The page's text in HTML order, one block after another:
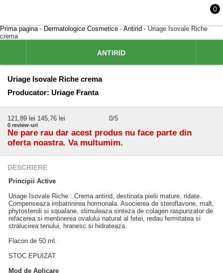
0
Prima pagina- Dermatologice Cosmetice - Antirid - Uriage Isovale Riche
crema
ANTIRID
Uriage Isovale Riche crema
Producator: Uriage Franta
121,89 lei 145,76 lei 0/5
0 review-uri
Ne pare rau dar acest produs nu face parte din
oferta noastra. Va multumim.
DESCRIERE
Principii Active
Uriage Isovale Riche : Crema antirid, destinata pielii mature, ridate.
Compenseaza imbatrinirea hormonala. Asocierea de steroflavone, malt,
phytosteroli si squalane, stimuleaza sinteza de colagen raspunzator de
refacerea si mentinerea ovalului natural al fetei, redau fermitatea si
stralucirea tenului, hranesc si hidrateaza.
Flacon de 50 ml.
STOC EPUIZAT
Mod de Aplicare